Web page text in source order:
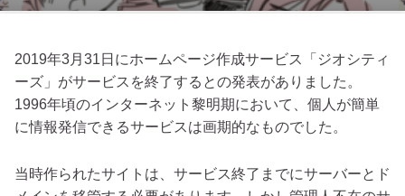
2019年3月31日にホームページ作成サービス「ジオシティ
ーズ」がサービスを終了するとの発表がありました。
1996年頃のインターネット黎明期において、個人が簡単
に情報発信できるサービスは画期的なものでした。
当時作られたサイトは、サービス終了までにサーバーとド